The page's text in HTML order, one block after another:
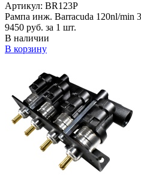
Артикул: BR123P
Рампа инж. Barracuda 120nl/min
9450 руб. за 1 шт.
В наличии
В корзину